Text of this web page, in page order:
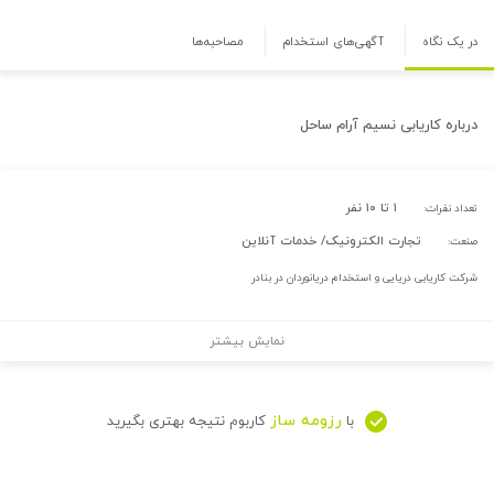
در یک نگاه آگهی‌های استخدام مصاحبه‌ها
درباره کاریابی نسیم آرام ساحل
تعداد نفرات: ۱ تا ۱۰ نفر
صنعت: تجارت الکترونیک/ خدمات آنلاین
شرکت کاریابی دریایی و استخدام دریانوردان در بنادر
نمایش بیشتر
با رزومه ساز کاربوم نتیجه بهتری بگیرید